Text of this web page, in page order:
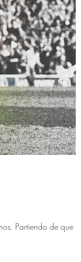
Partiendo de que me